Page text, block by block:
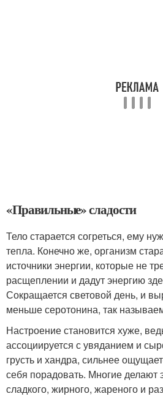
«Правильные» сладости
Тело старается согреться, ему
тепла. Конечно же, организм
источники энергии, которые не
расщеплении и дадут энергию
Сокращается световой день, и
меньше серотонина, так
Настроение становится хуже,
ассоциируется с увяданием и
грусть и хандра, сильнее
себя порадовать. Многие
сладкого, жирного, жареного и